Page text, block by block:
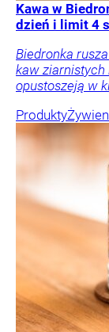
Kawa w
dzień i limit 4
Biedronka
kaw ziarnistych
opustoszeją w
Produkty